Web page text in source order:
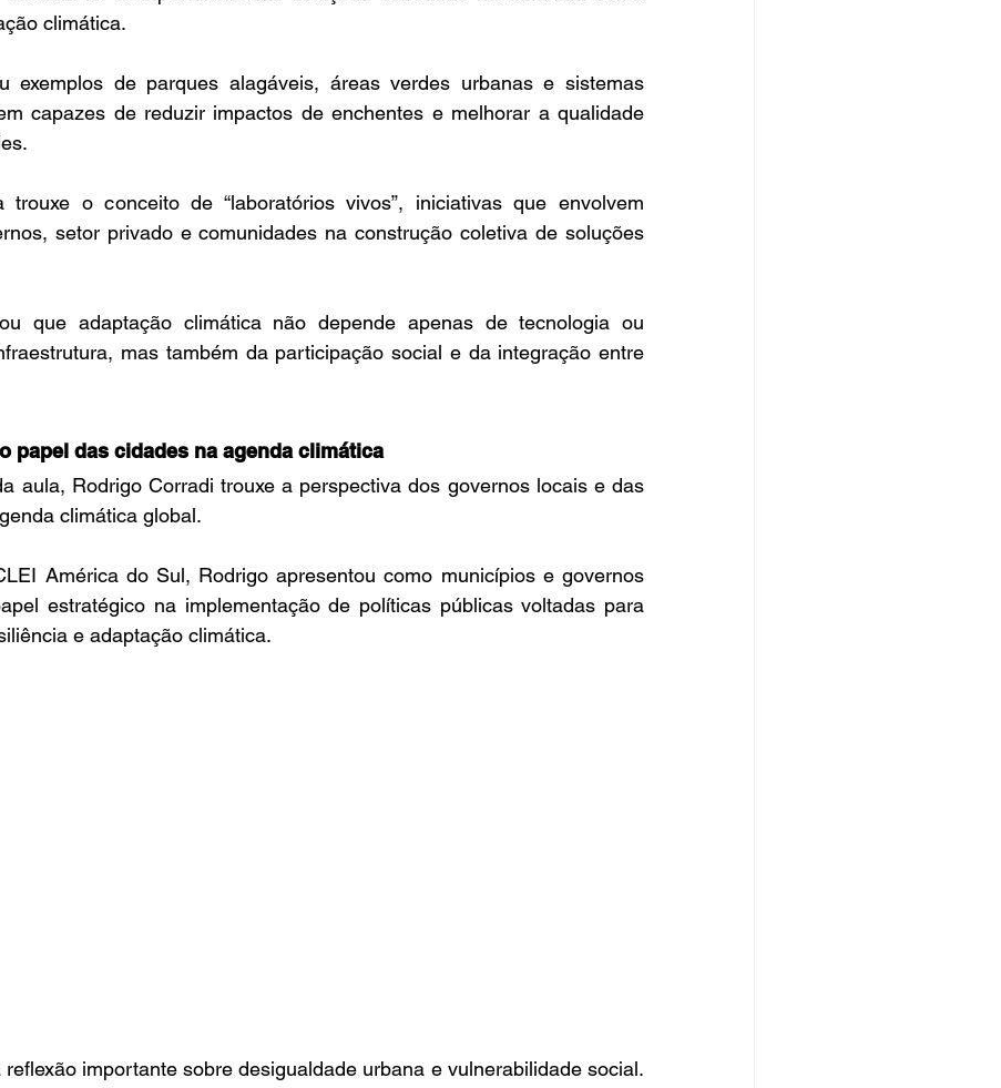
climática.
exemplos de parques alagáveis, áreas verdes urbanas e sistemas
capazes de reduzir impactos de enchentes e melhorar a qualidade
o conceito de “laboratórios vivos”, iniciativas que envolvem
setor privado e comunidades na construção coletiva de soluções
que adaptação climática não depende apenas de tecnologia ou
mas também da participação social e da integração entre
papel das cidades na agenda climática
aula, Rodrigo Corradi trouxe a perspectiva dos governos locais e das
climática global.
América do Sul, Rodrigo apresentou como municípios e governos
estratégico na implementação de políticas públicas voltadas para
e adaptação climática.
reflexão importante sobre desigualdade urbana e vulnerabilidade social.